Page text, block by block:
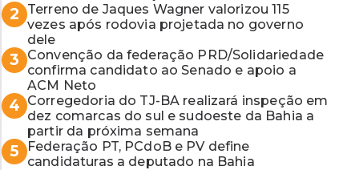
2
Terreno de Jaques Wagner valorizou 115
vezes após rodovia projetada no governo
dele
3
Convenção da federação PRD/Solidariedade
confirma candidato ao Senado e apoio a
ACM Neto
4 Corregedoria do TJ-BA realizará inspeção em
dez comarcas do sul e sudoeste da Bahia a
partir da próxima semana
5
Federação PT, PCdoB e PV define
candidaturas a deputado na Bahia